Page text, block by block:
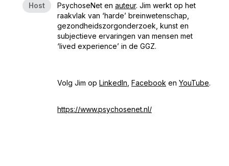
Host
PsychoseNet en auteur. Jim werkt op het
raakvlak van ‘harde’ breinwetenschap,
gezondheidszorgonderzoek, kunst en
subjectieve ervaringen van mensen met
‘lived experience’ in de GGZ.
Volg Jim op LinkedIn Facebook en YouTube.
https://www.psychosenet.nl/